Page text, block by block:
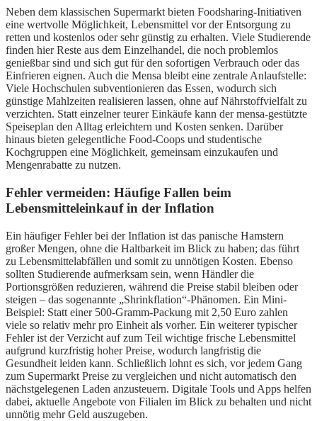
Neben dem klassischen Supermarkt bieten Foodsharing-Initiativen
eine wertvolle Möglichkeit, Lebensmittel vor der Entsorgung zu
retten und kostenlos oder sehr günstig zu erhalten. Viele Studierende
finden hier Reste aus dem Einzelhandel, die noch problemlos
genießbar sind und sich gut für den sofortigen Verbrauch oder das
Einfrieren eignen. Auch die Mensa bleibt eine zentrale Anlaufstelle:
Viele Hochschulen subventionieren das Essen, wodurch sich
günstige Mahlzeiten realisieren lassen, ohne auf Nährstoffvielfalt zu
verzichten. Statt einzelner teurer Einkäufe kann der mensa-gestützte
Speiseplan den Alltag erleichtern und Kosten senken. Darüber
hinaus bieten gelegentliche Food-Coops und studentische
Kochgruppen eine Möglichkeit, gemeinsam einzukaufen und
Mengenrabatte zu nutzen.
Fehler vermeiden: Häufige Fallen beim
Lebensmitteleinkauf in der Inflation
Ein häufiger Fehler bei der Inflation ist das panische Hamstern
großer Mengen, ohne die Haltbarkeit im Blick zu haben; das führt
zu Lebensmittelabfällen und somit zu unnötigen Kosten. Ebenso
sollten Studierende aufmerksam sein, wenn Händler die
Portionsgrößen reduzieren, während die Preise stabil bleiben oder
steigen – das sogenannte „Shrinkflation“-Phänomen. Ein Mini-
Beispiel: Statt einer 500-Gramm-Packung mit 2,50 Euro zahlen
viele so relativ mehr pro Einheit als vorher. Ein weiterer typischer
Fehler ist der Verzicht auf zum Teil wichtige frische Lebensmittel
aufgrund kurzfristig hoher Preise, wodurch langfristig die
Gesundheit leiden kann. Schließlich lohnt es sich, vor jedem Gang
zum Supermarkt Preise zu vergleichen und nicht automatisch den
nächstgelegenen Laden anzusteuern. Digitale Tools und Apps helfen
dabei, aktuelle Angebote von Filialen im Blick zu behalten und nicht
unnötig mehr Geld auszugeben.